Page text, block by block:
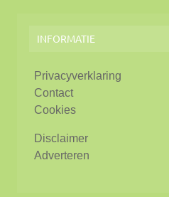
INFORMATIE
Privacyverklaring
Contact
Cookies
Disclaimer
Adverteren